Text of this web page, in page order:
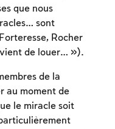
que nous
sont
Rocher
de louer… »).
de la
au moment de
le miracle soit